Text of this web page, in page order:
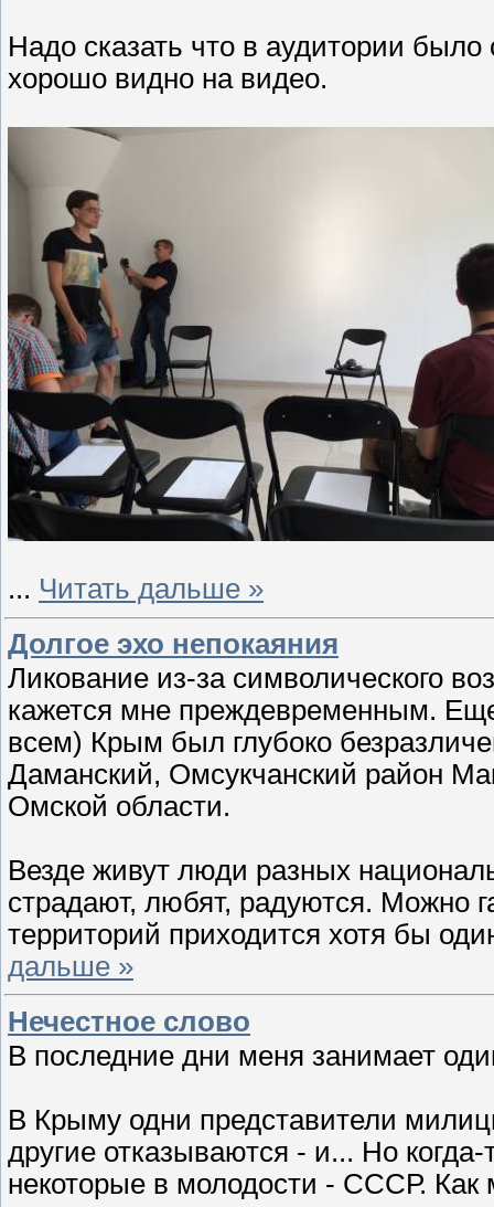
Надо сказать что в аудитории
хорошо видно на видео.
... Читать дальше »
Долгое эхо непокаяния
Ликование из-за символического
кажется мне преждевременным.
всем) Крым был глубоко
Даманский, Омсукчанский район
Омской области.
Везде живут люди разных
страдают, любят, радуются. Можно
территорий приходится хотя бы
дальше »
Нечестное слово
В последние дни меня занимает
В Крыму одни представители
другие отказываются - и... Но
некоторые в молодости - СССР.